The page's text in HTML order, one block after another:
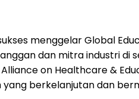
sukses menggelar Global
dan mitra industri
on Healthcare &
berkelanjutan dan